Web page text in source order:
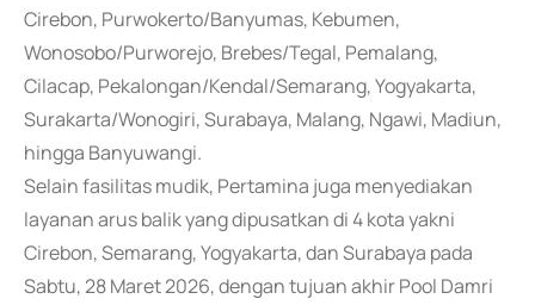
Cirebon, Purwokerto/Banyumas, Kebumen,
Wonosobo/Purworejo, Brebes/Tegal, Pemalang,
Cilacap, Pekalongan/Kendal/Semarang, Yogyakarta,
Surakarta/Wonogiri, Surabaya, Malang, Ngawi, Madiun,
hingga Banyuwangi.
Selain fasilitas mudik, Pertamina juga menyediakan
layanan arus balik yang dipusatkan di 4 kota yakni
Cirebon, Semarang, Yogyakarta, dan Surabaya pada
Sabtu, 28 Maret 2026, dengan tujuan akhir Pool Damri